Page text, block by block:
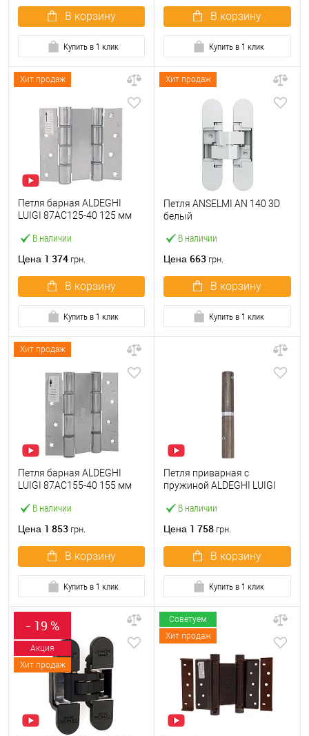
В корзину
Купить в 1 клик
В корзину
Купить в 1 клик
Хит продаж
В наличии
Петля барная ALDEGHI
LUIGI 87AC125-40 125 мм
Цена 1 374 грн.
В корзину
Купить в 1 клик
Хит продаж
В наличии
Петля ANSELMI AN 140 3D
белый
Цена 663 грн.
В корзину
Купить в 1 клик
Хит продаж
В наличии
Петля барная ALDEGHI
LUIGI 87AC155-40 155 мм
Цена 1 853 грн.
В корзину
Купить в 1 клик
В наличии
Петля приварная c
пружиной ALDEGHI LUIGI
Цена 1 758 грн.
В корзину
Купить в 1 клик
- 19 %
Акция
Хит продаж
Советуем
Хит продаж